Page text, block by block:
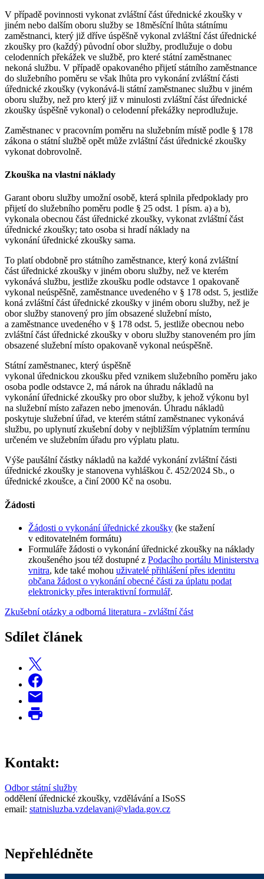
V případě povinnosti vykonat zvláštní část úřednické zkoušky v
jiném nebo dalším oboru služby se 18měsíční lhůta státnímu
zaměstnanci, který již dříve úspěšně vykonal zvláštní část úřednické
zkoušky pro (každý) původní obor služby, prodlužuje o dobu
celodenních překážek ve službě, pro které státní zaměstnanec
nekoná službu. V případě opakovaného přijetí státního zaměstnance
do služebního poměru se však lhůta pro vykonání zvláštní části
úřednické zkoušky (vykonává-li státní zaměstnanec službu v jiném
oboru služby, než pro který již v minulosti zvláštní část úřednické
zkoušky úspěšně vykonal) o celodenní překážky neprodlužuje.
Zaměstnanec v pracovním poměru na služebním místě podle § 178
zákona o státní službě opět může zvláštní část úřednické zkoušky
vykonat dobrovolně.
Zkouška na vlastní náklady
Garant oboru služby umožní osobě, která splnila předpoklady pro
přijetí do služebního poměru podle § 25 odst. 1 písm. a) a b),
vykonala obecnou část úřednické zkoušky, vykonat zvláštní část
úřednické zkoušky; tato osoba si hradí náklady na
vykonání úřednické zkoušky sama.
To platí obdobně pro státního zaměstnance, který koná zvláštní
část úřednické zkoušky v jiném oboru služby, než ve kterém
vykonává službu, jestliže zkoušku podle odstavce 1 opakovaně
vykonal neúspěšně, zaměstnance uvedeného v § 178 odst. 5, jestliže
koná zvláštní část úřednické zkoušky v jiném oboru služby, než je
obor služby stanovený pro jím obsazené služební místo,
a zaměstnance uvedeného v § 178 odst. 5, jestliže obecnou nebo
zvláštní část úřednické zkoušky v oboru služby stanoveném pro jím
obsazené služební místo opakovaně vykonal neúspěšně.
Státní zaměstnanec, který úspěšně
vykonal úřednickou zkoušku před vznikem služebního poměru jako
osoba podle odstavce 2, má nárok na úhradu nákladů na
vykonání úřednické zkoušky pro obor služby, k jehož výkonu byl
na služební místo zařazen nebo jmenován. Úhradu nákladů
poskytuje služební úřad, ve kterém státní zaměstnanec vykonává
službu, po uplynutí zkušební doby v nejbližším výplatním termínu
určeném ve služebním úřadu pro výplatu platu.
Výše paušální částky nákladů na každé vykonání zvláštní části
úřednické zkoušky je stanovena vyhláškou č. 452/2024 Sb., o
úřednické zkoušce, a činí 2000 Kč na osobu.
Žádosti
Žádosti o vykonání úřednické zkoušky (ke stažení
v editovatelném formátu)
Formuláře žádosti o vykonání úřednické zkoušky na náklady
zkoušeného jsou též dostupné z Podacího portálu Ministerstva
vnitra, kde také mohou uživatelé přihlášení přes identitu
občana žádost o vykonání obecné části za úplatu podat
elektronicky přes interaktivní formulář.
Zkušební otázky a odborná literatura - zvláštní část
Sdílet článek
Kontakt:
Odbor státní služby
oddělení úřednické zkoušky, vzdělávání a ISoSS
email: statnisluzba.vzdelavani@vlada.gov.cz
Nepřehlédněte